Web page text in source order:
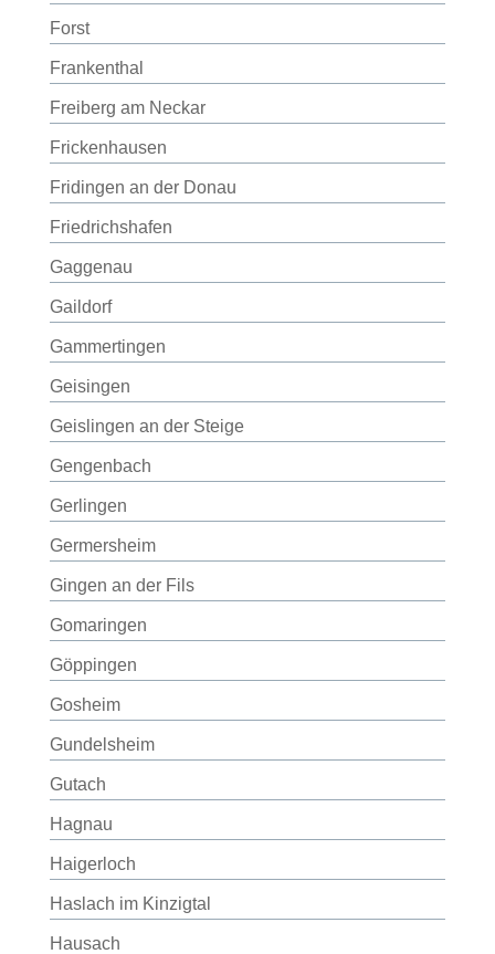
Forst
Frankenthal
Freiberg am Neckar
Frickenhausen
Fridingen an der Donau
Friedrichshafen
Gaggenau
Gaildorf
Gammertingen
Geisingen
Geislingen an der Steige
Gengenbach
Gerlingen
Germersheim
Gingen an der Fils
Gomaringen
Göppingen
Gosheim
Gundelsheim
Gutach
Hagnau
Haigerloch
Haslach im Kinzigtal
Hausach